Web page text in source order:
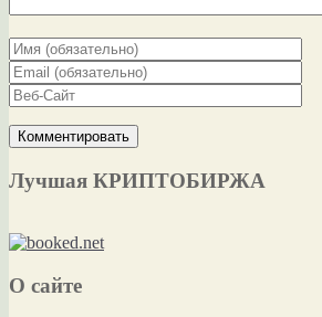
Лучшая КРИПТОБИРЖА
О сайте